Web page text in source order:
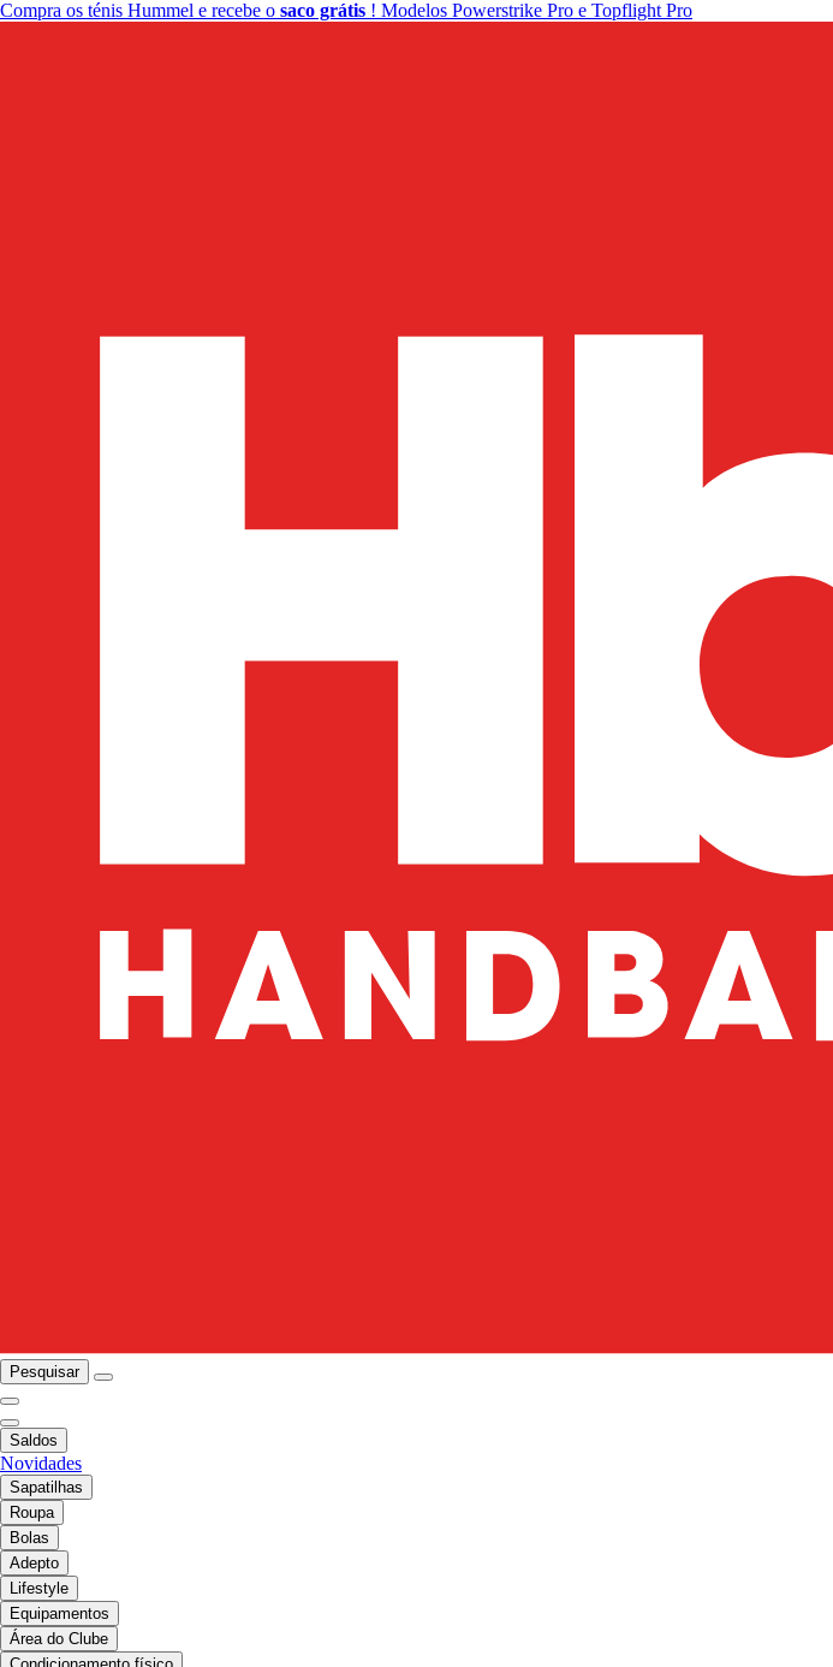
Compra os ténis Hummel e recebe o saco grátis ! Modelos Powerstrike Pro e Topflight Pro
Pesquisar
Saldos
Novidades
Sapatilhas
Roupa
Bolas
Adepto
Lifestyle
Equipamentos
Área do Clube